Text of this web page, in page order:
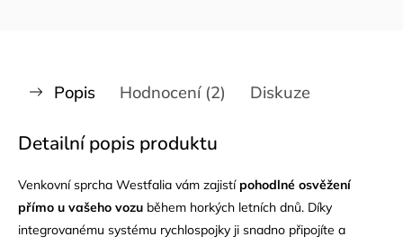
Popis Hodnocení (2) Diskuze
Detailní popis produktu
Venkovní sprcha Westfalia vám zajistípohodlné osvěžení
přímo u vašeho vozu během horkých letních dnů. Díky
integrovanému systému rychlospojky ji snadno připojíte a